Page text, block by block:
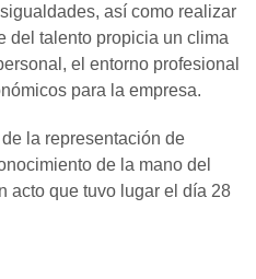
así como realizar
del talento propicia un clima
el entorno profesional
para la empresa.
la representación de
de la mano del
acto que tuvo lugar el día 28